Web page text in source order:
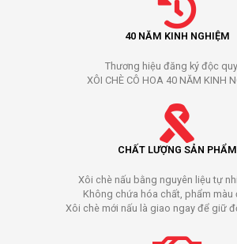
40 NĂM KINH NGHIỆM
Thương hiệu đăng ký độc
XÔI CHÈ CÔ HOA 40 NĂM KINH
CHẤT LƯỢNG SẢN PHẨM
Xôi chè nấu bằng nguyên liệu tự
Không chứa hóa chất, phẩm màu
Xôi chè mới nấu là giao ngay để giữ